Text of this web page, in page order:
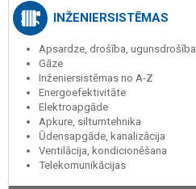
INŽENIERSISTĒMAS
Apsardze, drošība, ugunsdrošība
Gāze
Inženiersistēmas no A-Z
Energoefektivitāte
Elektroapgāde
Apkure, siltumtehnika
Ūdensapgāde, kanalizācija
Ventilācija, kondicionēšana
Telekomunikācijas